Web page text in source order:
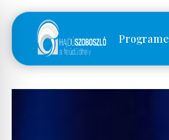
Programe